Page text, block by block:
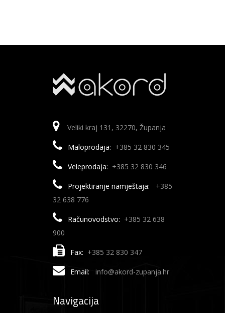
Veliki kraj 131, 32270, Županja
Maloprodaja: +385 32 830 345
Veleprodaja: +385 32 830 346
Projektiranje namještaja:
+385
32 638 776
Računovodstvo: +385 32 638
900
Fax: +385 32 830 347
Email: info@akord-zupanja.hr
Navigacija